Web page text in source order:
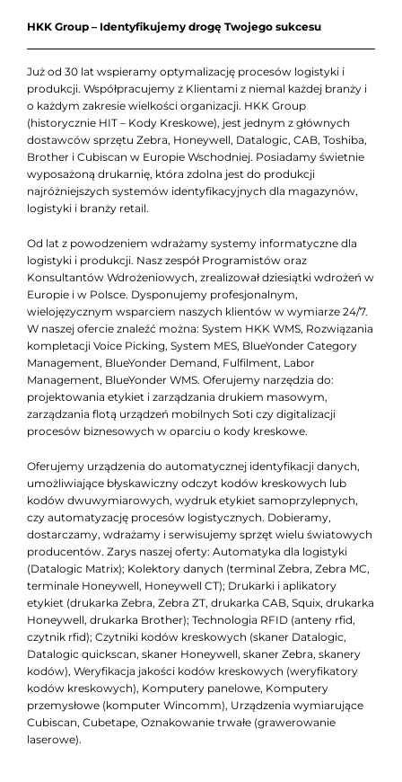
HKK Group – Identyfikujemy drogę Twojego sukcesu
Już od 30 lat wspieramy optymalizację procesów logistyki i
produkcji. Współpracujemy z Klientami z niemal każdej branży i
o każdym zakresie wielkości organizacji. HKK Group
(historycznie HIT – Kody Kreskowe), jest jednym z głównych
dostawców sprzętu Zebra, Honeywell, Datalogic, CAB, Toshiba,
Brother i Cubiscan w Europie Wschodniej. Posiadamy świetnie
wyposażoną drukarnię, która zdolna jest do produkcji
najróżniejszych systemów identyfikacyjnych dla magazynów,
logistyki i branży retail.
Od lat z powodzeniem wdrażamy systemy informatyczne dla
logistyki i produkcji. Nasz zespół Programistów oraz
Konsultantów Wdrożeniowych, zrealizował dziesiątki wdrożeń w
Europie i w Polsce. Dysponujemy profesjonalnym,
wielojęzycznym wsparciem naszych klientów w wymiarze 24/7.
W naszej ofercie znaleźć można: System HKK WMS, Rozwiązania
kompletacji Voice Picking, System MES, BlueYonder Category
Management, BlueYonder Demand, Fulfilment, Labor
Management, BlueYonder WMS. Oferujemy narzędzia do:
projektowania etykiet i zarządzania drukiem masowym,
zarządzania flotą urządzeń mobilnych Soti czy digitalizacji
procesów biznesowych w oparciu o kody kreskowe.
Oferujemy urządzenia do automatycznej identyfikacji danych,
umożliwiające błyskawiczny odczyt kodów kreskowych lub
kodów dwuwymiarowych, wydruk etykiet samoprzylepnych,
czy automatyzację procesów logistycznych. Dobieramy,
dostarczamy, wdrażamy i serwisujemy sprzęt wielu światowych
producentów. Zarys naszej oferty: Automatyka dla logistyki
(Datalogic Matrix); Kolektory danych (terminal Zebra, Zebra MC,
terminale Honeywell, Honeywell CT); Drukarki i aplikatory
etykiet (drukarka Zebra, Zebra ZT, drukarka CAB, Squix, drukarka
Honeywell, drukarka Brother); Technologia RFID (anteny rfid,
czytnik rfid); Czytniki kodów kreskowych (skaner Datalogic,
Datalogic quickscan, skaner Honeywell, skaner Zebra, skanery
kodów), Weryfikacja jakości kodów kreskowych (weryfikatory
kodów kreskowych), Komputery panelowe, Komputery
przemysłowe (komputer Wincomm), Urządzenia wymiarujące
Cubiscan, Cubetape, Oznakowanie trwałe (grawerowanie
laserowe).